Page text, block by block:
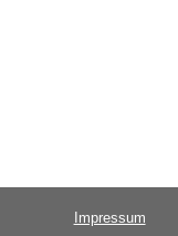
Impressum